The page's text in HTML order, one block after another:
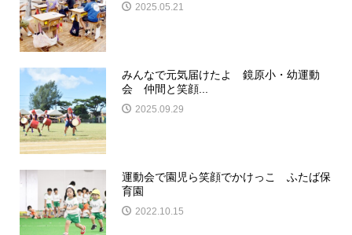
2025.05.21
みんなで元気届けたよ 鏡原小・幼運動
会 仲間と笑顔...
2025.09.29
運動会で園児ら笑顔でかけっこ ふたば保
育園
2022.10.15